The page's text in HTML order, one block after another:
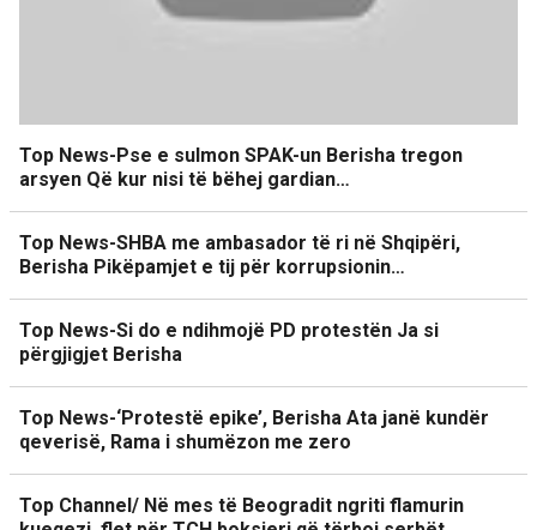
Top News-Pse e sulmon SPAK-un Berisha tregon
arsyen Që kur nisi të bëhej gardian…
Top News-SHBA me ambasador të ri në Shqipëri,
Berisha Pikëpamjet e tij për korrupsionin…
Top News-Si do e ndihmojë PD protestën Ja si
përgjigjet Berisha
Top News-‘Protestë epike’, Berisha Ata janë kundër
qeverisë, Rama i shumëzon me zero
Top Channel/ Në mes të Beogradit ngriti flamurin